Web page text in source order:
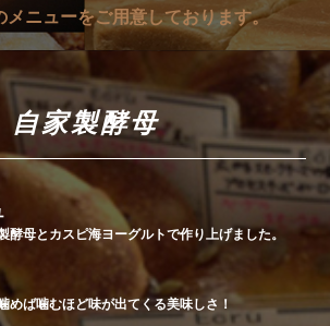
メニューをご用意しております。
自家製酵母
酵母とカスピ海ヨーグルトで作り上げました。
めば噛むほど味が出てくる美味しさ！